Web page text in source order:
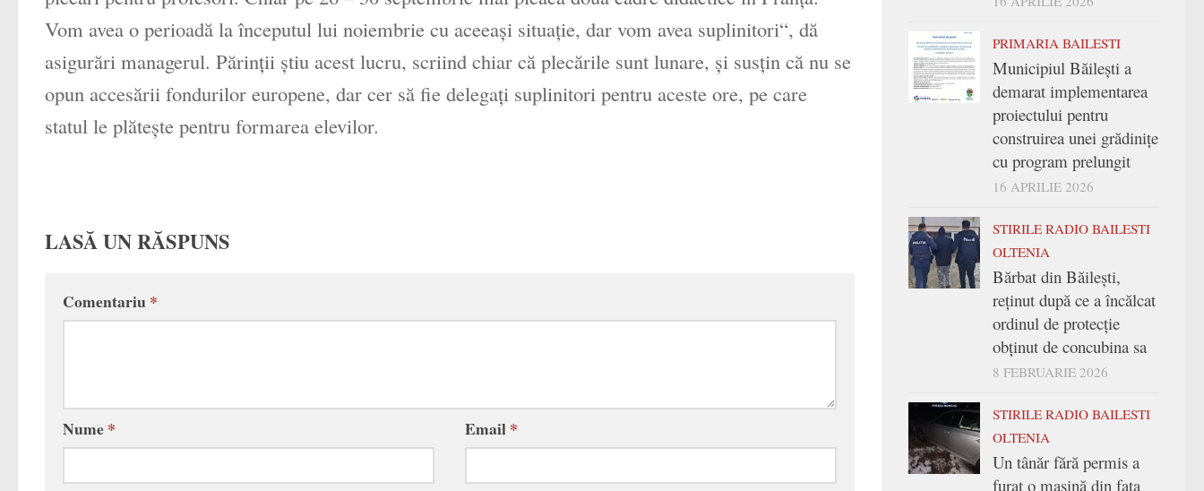
Vom avea o perioadă la începutul lui noiembrie cu aceeaşi situaţie, dar vom avea suplinitori“, dă
asigurări managerul. Părinţii ştiu acest lucru, scriind chiar că plecările sunt lunare, şi susţin că nu se
opun accesării fondurilor europene, dar cer să fie delegaţi suplinitori pentru aceste ore, pe care
statul le plăteşte pentru formarea elevilor.
LASĂ UN RĂSPUNS
Comentariu*
Nume* Email*
PRIMARIA BAILESTI
Municipiul Băilești a
demarat implementarea
proiectului pentru
construirea unei grădinițe
cu program prelungit
16 APRILIE 2026
STIRILE RADIO BAILESTI
OLTENIA
Bărbat din Băilești,
reținut după ce a încălcat
ordinul de protecție
obținut de concubina sa
8 FEBRUARIE 2026
STIRILE RADIO BAILESTI
OLTENIA
Un tânăr fără permis a
furat o mașină din fața